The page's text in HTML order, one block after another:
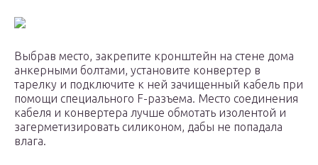
Выбрав место, закрепите кронштейн на стене дома
анкерными болтами, установите конвертер в
тарелку и подключите к ней зачищенный кабель при
помощи специального F-разъема. Место соединения
кабеля и конвертера лучше обмотать изолентой и
загерметизировать силиконом, дабы не попадала
влага.